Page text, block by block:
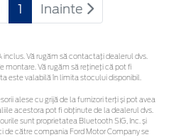
1 Inainte
Vă rugăm să contactaţi dealerul dvs.
montare. Vă rugăm să rețineți că pot fi
este valabilă în limita stocului disponibil.
alese cu grijă de la furnizori terți și pot avea
acestora pot fi obținute de la dealerul dvs.
sunt proprietatea Bluetooth SIG, Inc. și
de către compania Ford Motor Company se